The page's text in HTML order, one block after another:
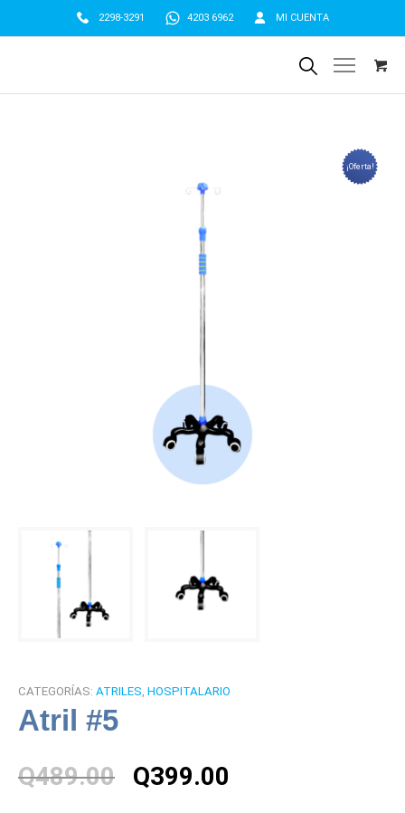
2298-3291 4203 6962 MI CUENTA
¡Oferta!
CATEGORÍAS: ATRILES HOSPITALARIO
Atril #5
Q489.00 El
precio
Q399.00